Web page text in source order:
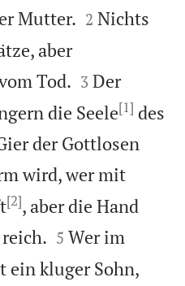
Mutter. 

2 Nichts
aber
Tod. 

3 Der
die Seele[1] des
der Gottlosen
wird, wer mit
[2], aber die Hand


5 Wer im
ein kluger Sohn,